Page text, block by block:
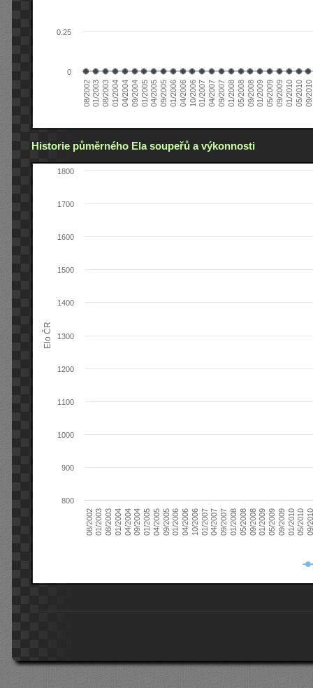
08/200201/200308/200301/200404/200409/200401/200504/200509/200501/200604/200610/200601/200704/200709/200701/200805/200809/200801/200905/200909/200901/201005/201009/2010
0
0.25
Historie půměrného Ela soupeřů a výkonnosti
Elo ČR
08/200201/200308/200301/200404/200409/200401/200504/200509/200501/200604/200610/200601/200704/200709/200701/200805/200809/200801/200905/200909/200901/201005/201009/
800
900
1000
1100
1200
1300
1400
1500
1600
1700
1800